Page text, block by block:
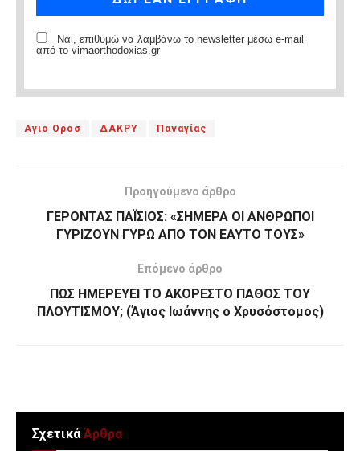
Ναι, επιθυμώ να λαμβάνω το newsletter μέσω e-mail
από το vimaorthodoxias.gr
Αγιο Οροσ ΔΑΚΡΥ Παναγίας
Προηγούμενο άρθρο
ΓΕΡΟΝΤΑΣ ΠΑΪΣΙΟΣ: «ΣΗΜΕΡΑ ΟΙ ΑΝΘΡΩΠΟΙ
ΓΥΡΙΖΟΥΝ ΓΥΡΩ ΑΠΟ ΤΟΝ ΕΑΥΤΟ ΤΟΥΣ»
Επόμενο άρθρο
ΠΩΣ ΗΜΕΡΕΥΕΙ ΤΟ ΑΚΟΡΕΣΤΟ ΠΑΘΟΣ ΤΟΥ
ΠΛΟΥΤΙΣΜΟΥ; (Άγιος Ιωάννης ο Χρυσόστομος)
ΣχετικάΆρθρα